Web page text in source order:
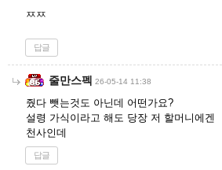
ㅉㅉ
답글
줄만스펙 26-05-14 11:38
줬다 뺏는것도 아닌데 어떤가요?
설령 가식이라고 해도 당장 저 할머니에겐
천사인데
답글